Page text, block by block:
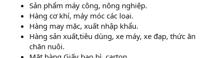
Sản phẩm máy công, nông nghiệp.
Hàng cơ khí, máy móc các loại.
Hàng may mặc, xuất nhập khẩu.
Hàng sản xuất,tiêu dùng, xe máy, xe đạp, thức ăn
chăn nuôi.